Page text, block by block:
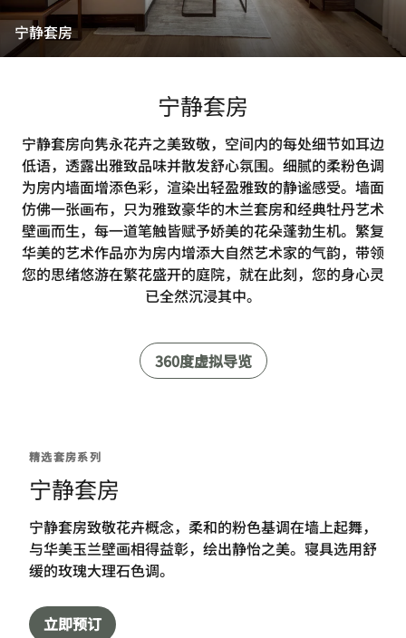
宁静套房
宁静套房
宁静套房向隽永花卉之美致敬，空间内的每处细节如耳边
低语，透露出雅致品味并散发舒心氛围。细腻的柔粉色调
为房内墙面增添色彩，渲染出轻盈雅致的静谧感受。墙面
仿佛一张画布，只为雅致豪华的木兰套房和经典牡丹艺术
壁画而生，每一道笔触皆赋予娇美的花朵蓬勃生机。繁复
华美的艺术作品亦为房内增添大自然艺术家的气韵，带领
您的思绪悠游在繁花盛开的庭院，就在此刻，您的身心灵
已全然沉浸其中。
360度虚拟导览
精选套房系列
宁静套房
宁静套房致敬花卉概念，柔和的粉色基调在墙上起舞，
与华美玉兰壁画相得益彰，绘出静怡之美。寝具选用舒
缓的玫瑰大理石色调。
立即预订